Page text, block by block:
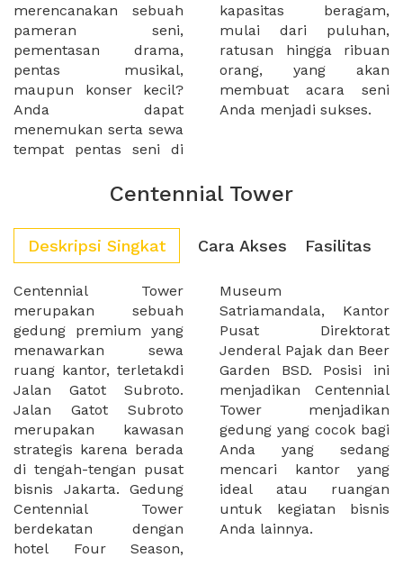
merencanakan sebuah
pameran seni,
pementasan drama,
pentas musikal,
maupun konser kecil?
Anda dapat
menemukan serta sewa
tempat pentas seni di
kapasitas beragam,
mulai dari puluhan,
ratusan hingga ribuan
orang, yang akan
membuat acara seni
Anda menjadi sukses.
Centennial Tower
Deskripsi Singkat Cara Akses Fasilitas
Centennial Tower
merupakan sebuah
gedung premium yang
menawarkan sewa
ruang kantor, terletakdi
Jalan Gatot Subroto.
Jalan Gatot Subroto
merupakan kawasan
strategis karena berada
di tengah-tengan pusat
bisnis Jakarta. Gedung
Centennial Tower
berdekatan dengan
hotel Four Season,
Museum
Satriamandala, Kantor
Pusat Direktorat
Jenderal Pajak dan Beer
Garden BSD. Posisi ini
menjadikan Centennial
Tower menjadikan
gedung yang cocok bagi
Anda yang sedang
mencari kantor yang
ideal atau ruangan
untuk kegiatan bisnis
Anda lainnya.